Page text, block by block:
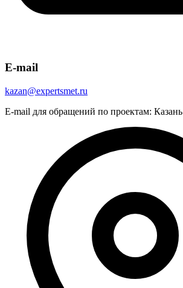
E-mail
kazan@expertsmet.ru
E-mail для обращений по проектам: Казань